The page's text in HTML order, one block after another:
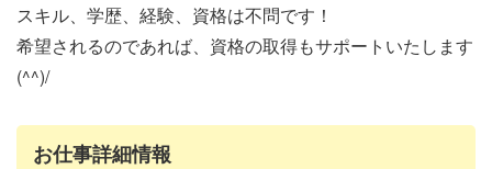
スキル、学歴、経験、資格は不問です！
希望されるのであれば、資格の取得もサポートいたします
(^^)/
お仕事詳細情報